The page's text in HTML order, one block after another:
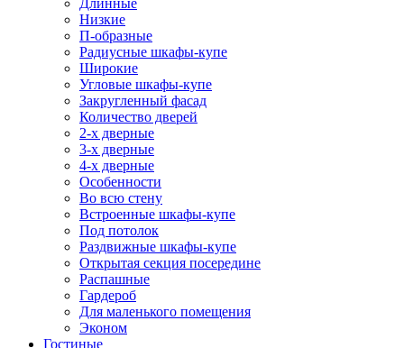
Длинные
Низкие
П-образные
Радиусные шкафы-купе
Широкие
Угловые шкафы-купе
Закругленный фасад
Количество дверей
2-х дверные
3-х дверные
4-х дверные
Особенности
Во всю стену
Встроенные шкафы-купе
Под потолок
Раздвижные шкафы-купе
Открытая секция посередине
Распашные
Гардероб
Для маленького помещения
Эконом
Гостиные